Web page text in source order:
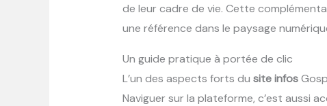
de leur cadre de vie. Cette
une référence dans le paysage
Un guide pratique à portée de clic
L’un des aspects forts du site infos
Naviguer sur la plateforme, c’est aussi